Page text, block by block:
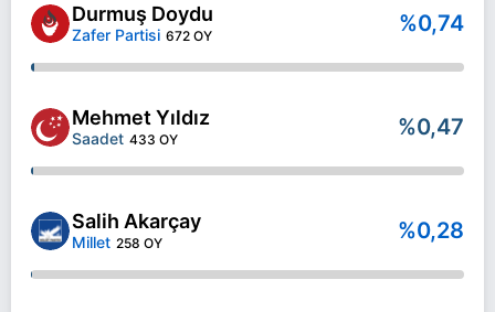
Durmuş Doydu
Zafer Partisi 672 OY %0,74
Mehmet Yıldız
Saadet 433 OY %0,47
Salih Akarçay
Millet 258 OY %0,28